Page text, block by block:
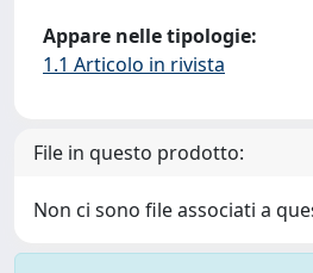
Appare nelle tipologie:
1.1 Articolo in rivista
File in questo prodotto:
Non ci sono file associati a